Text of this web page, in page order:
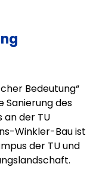
Bedeutung“
Sanierung des
der TU
Winkler-Bau ist
der TU und